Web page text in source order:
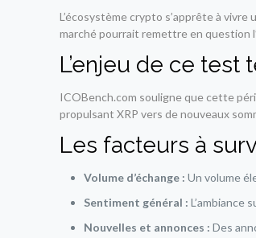
L’écosystème crypto s’apprête à
marché pourrait remettre en question
L’enjeu de ce test
ICOBench.com souligne que cette
propulsant XRP vers de nouveaux
Les facteurs à
Volume d’échange : Un volume
Sentiment général :
Nouvelles et annonces : Des